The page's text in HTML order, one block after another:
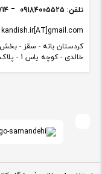
کردستان بانه - سقز -
خالدی - کوچه یاس 1 - پلاک : 0 - طبقه : 1 08736248237 - 08736227961
kandish.ir[AT]gmail.com
تلفن: 09184005525